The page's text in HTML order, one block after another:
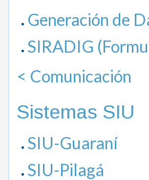
Generación de
SIRADIG
< Comunicación
Sistemas SIU
SIU-Guaraní
SIU-Pilagá